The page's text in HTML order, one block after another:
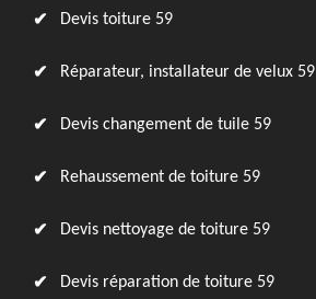
Devis toiture 59
Réparateur, installateur de velux 59
Devis changement de tuile 59
Rehaussement de toiture 59
Devis nettoyage de toiture 59
Devis réparation de toiture 59